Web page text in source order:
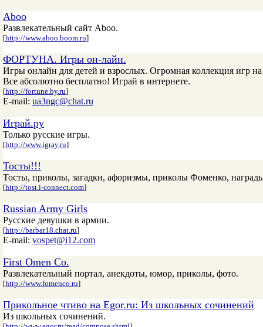
Aboo
Развлекательный сайт Aboo.
[http://www.aboo.boom.ru]
ФОРТУНА. Игры он-лайн.
Игры онлайн для детей и взрослых. Огромная коллекция игр
Все абсолютно бесплатно! Играй в интернете.
[http://fortune.by.ru]
E-mail: ua3ngc@chat.ru
Играй.ру
Только русские игры.
[http://www.igray.ru]
Тосты!!!
Тосты, приколы, загадки, афоризмы, приколы Фоменко,
[http://tost.i-connect.com]
Russian Army Girls
Русские девушки в армии.
[http://barbar18.chat.ru]
E-mail: vospet@i12.com
First Omen Co.
Развлекательный портал, анекдоты, юмор, приколы, фото.
[http://www.fomenco.ru]
Прикольное чтиво на Egor.ru: Из школьных сочинений
Из школьных сочинений.